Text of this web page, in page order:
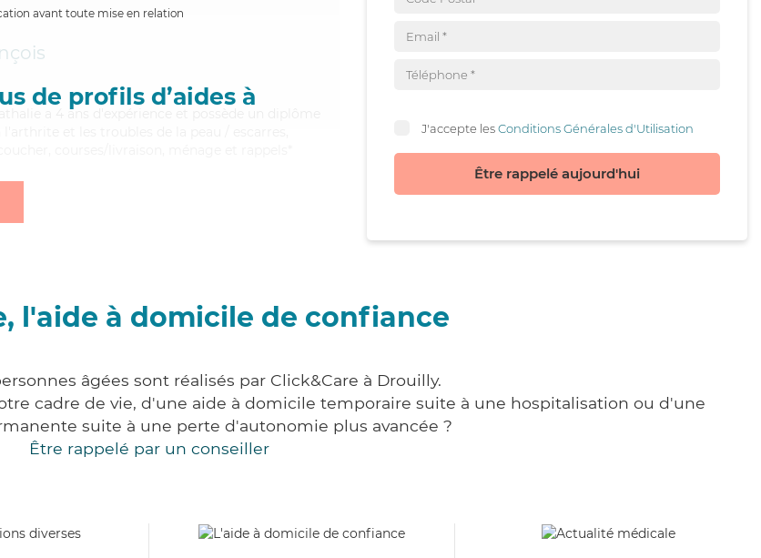
avant toute mise en relation
de profils d’aides à
a 4 ans d'expérience et possède un diplôme
et les troubles de la peau / escarres,
J'accepte lesConditions Générales d'Utilisation
Être rappelé aujourd'hui
l'aide à domicile de confiance
âgées sont réalisés par Click&Care à Drouilly.
cadre de vie, d'une aide à domicile temporaire suite à une hospitalisation ou d'une
suite à une perte d'autonomie plus avancée ?
Être rappelé par un conseiller